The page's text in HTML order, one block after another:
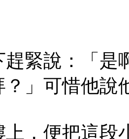
緊說：「是
」可惜他說
，便把這段